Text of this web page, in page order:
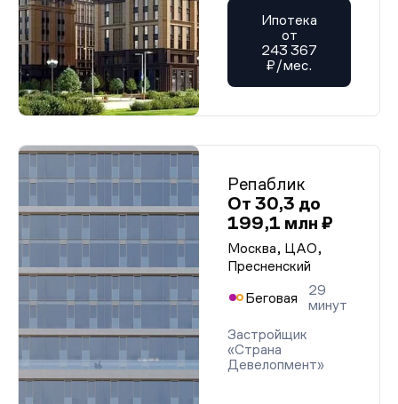
Ипотека
от
243 367
₽/мес.
Репаблик
От 30,3 до
199,1 млн ₽
Москва, ЦАО,
Пресненский
Беговая
29
минут
Застройщик
«Страна
Девелопмент»